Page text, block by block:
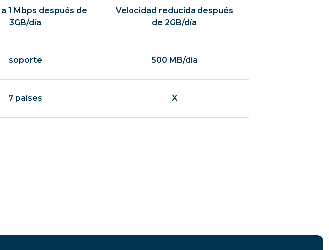
1 Mbps después de
3GB/día
Velocidad reducida después
de 2GB/día
soporte 500 MB/día
7 países X